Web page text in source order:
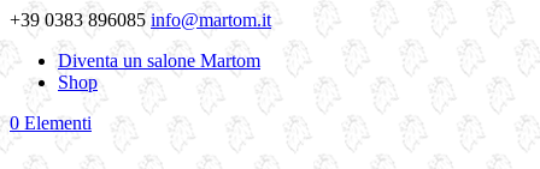
+39 0383 896085 info@martom.it
Diventa un salone Martom
Shop
0 Elementi